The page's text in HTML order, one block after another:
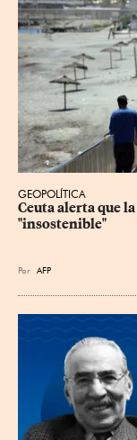
GEOPOLÍTICA
Ceuta alerta que
"insostenible"
Por AFP